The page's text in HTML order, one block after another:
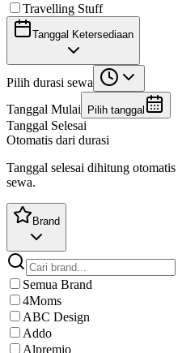
Travelling Stuff
Tanggal Ketersediaan
Pilih durasi sewa
Tanggal Mulai
Pilih tanggal
Tanggal Selesai
Otomatis dari durasi
Tanggal selesai dihitung
sewa.
Brand
Semua Brand
4Moms
ABC Design
Addo
Alpremio